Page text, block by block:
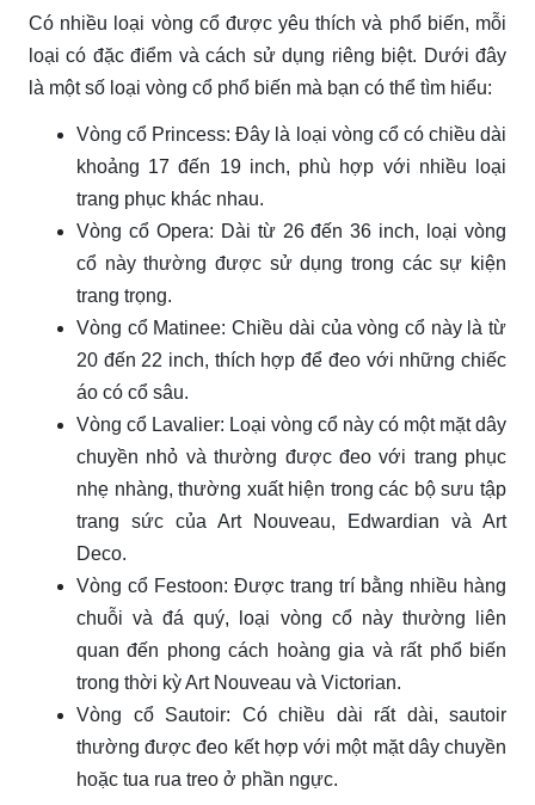
Có nhiều loại vòng cổ được yêu thích và phổ biến, mỗi
loại có đặc điểm và cách sử dụng riêng biệt. Dưới đây
là một số loại vòng cổ phổ biến mà bạn có thể tìm hiểu:
Vòng cổ Princess: Đây là loại vòng cổ có chiều dài
khoảng 17 đến 19 inch, phù hợp với nhiều loại
trang phục khác nhau.
Vòng cổ Opera: Dài từ 26 đến 36 inch, loại vòng
cổ này thường được sử dụng trong các sự kiện
trang trọng.
Vòng cổ Matinee: Chiều dài của vòng cổ này là từ
20 đến 22 inch, thích hợp để đeo với những chiếc
áo có cổ sâu.
Vòng cổ Lavalier: Loại vòng cổ này có một mặt dây
chuyền nhỏ và thường được đeo với trang phục
nhẹ nhàng, thường xuất hiện trong các bộ sưu tập
trang sức của Art Nouveau, Edwardian và Art
Deco.
Vòng cổ Festoon: Được trang trí bằng nhiều hàng
chuỗi và đá quý, loại vòng cổ này thường liên
quan đến phong cách hoàng gia và rất phổ biến
trong thời kỳ Art Nouveau và Victorian.
Vòng cổ Sautoir: Có chiều dài rất dài, sautoir
thường được đeo kết hợp với một mặt dây chuyền
hoặc tua rua treo ở phần ngực.